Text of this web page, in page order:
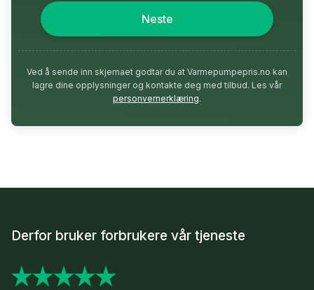
Neste
Ved å sende inn skjemaet godtar du at Varmepumpepris.no kan
lagre dine opplysninger og kontakte deg med tilbud. Les vår
personvernerklæring.
Derfor bruker forbrukere vår tjeneste